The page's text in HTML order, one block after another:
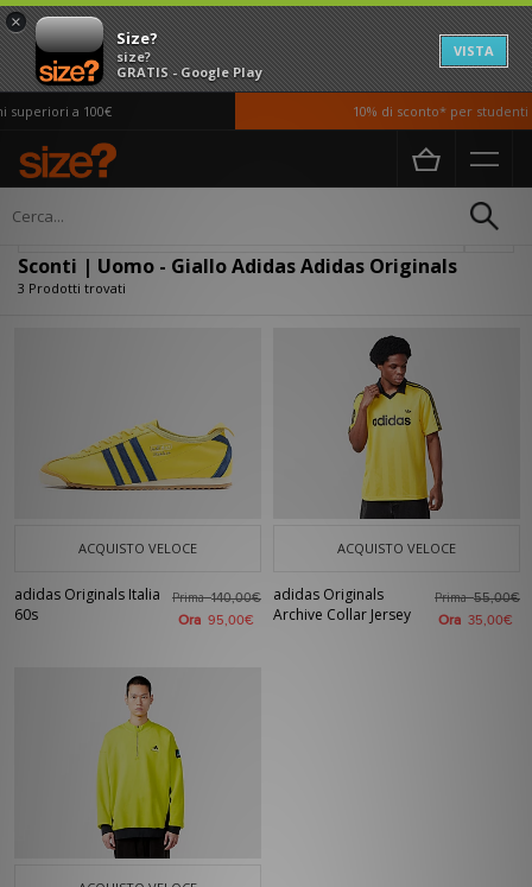
×
Size?
size?
GRATIS - Google Play
VISTA
a 100€ 10% di sconto* per studenti
Home Uomo
Sconti | Uomo - Giallo Adidas Adidas Originals
3 Prodotti trovati
ACQUISTO VELOCE
adidas Originals Italia
60s
Prima140,00€
Ora 95,00€
ACQUISTO VELOCE
adidas Originals
Archive Collar Jersey
Prima55,00€
Ora 35,00€